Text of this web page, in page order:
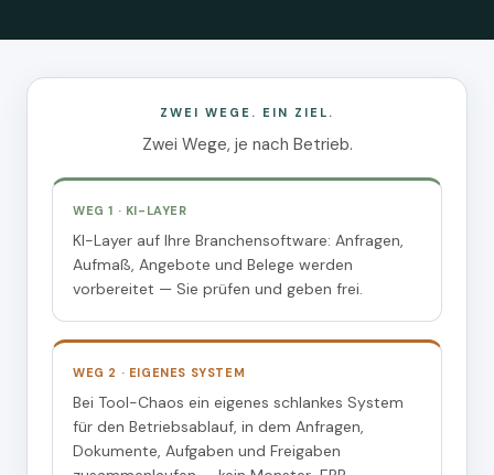
ZWEI WEGE. EIN ZIEL.
Zwei Wege, je nach Betrieb.
WEG 1 · KI-LAYER
KI-Layer auf Ihre Branchensoftware: Anfragen,
Aufmaß, Angebote und Belege werden
vorbereitet — Sie prüfen und geben frei.
WEG 2 · EIGENES SYSTEM
Bei Tool-Chaos ein eigenes schlankes System
für den Betriebsablauf, in dem Anfragen,
Dokumente, Aufgaben und Freigaben